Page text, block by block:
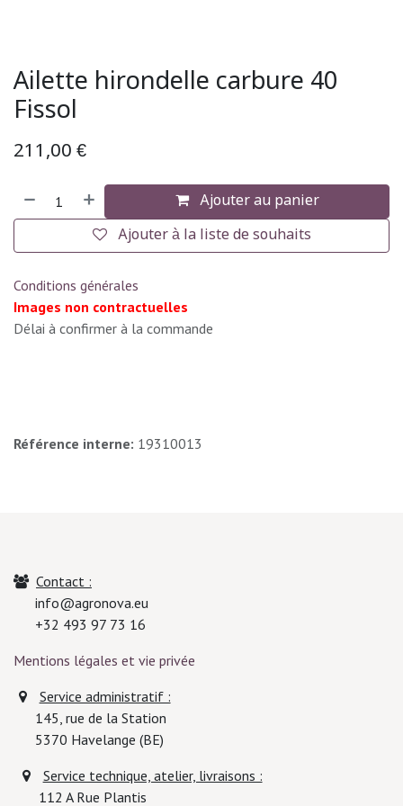
Ailette hirondelle carbure 40
Fissol
211,00 €
Ajouter au panier
Ajouter à la liste de souhaits
Conditions générales
Images non contractuelles
Délai à confirmer à la commande
Référence interne: 19310013
Contact :
info@agronova.eu
+32 493 97 73 16
Mentions légales et vie privée
Service administratif :
145, rue de la Station
5370 Havelange (BE)
Service technique, atelier, livraisons :
112 A Rue Plantis